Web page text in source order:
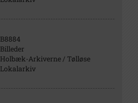
B8884
Billeder
Holbæk-Arkiverne / Tølløse
Lokalarkiv